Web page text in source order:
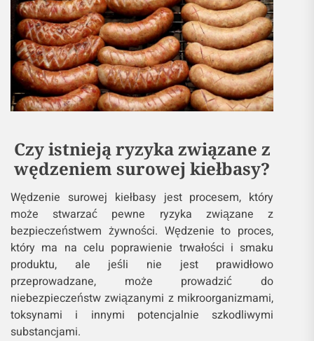
Czy istnieją ryzyka związane z
wędzeniem surowej kiełbasy?
Wędzenie surowej kiełbasy jest procesem, który
może stwarzać pewne ryzyka związane z
bezpieczeństwem żywności. Wędzenie to proces,
który ma na celu poprawienie trwałości i smaku
produktu, ale jeśli nie jest prawidłowo
przeprowadzane, może prowadzić do
niebezpieczeństw związanymi z mikroorganizmami,
toksynami i innymi potencjalnie szkodliwymi
substancjami.